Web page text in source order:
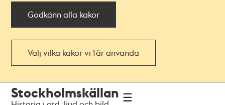
Godkänn alla kakor
Välj vilka kakor vi får använda
navigationen
huvudinnehållet
Stockholmskällan